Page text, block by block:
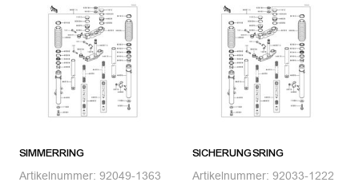
SIMMERRING
Artikelnummer: 92049-1363
SICHERUNGSRING
Artikelnummer: 92033-1222